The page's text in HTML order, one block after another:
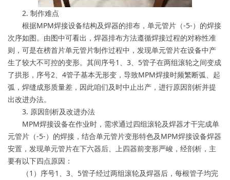
2. 制作难点
根据MPM焊接设备结构及焊器的排布，单元管片（-5-）的焊接
次序如图。由图中可看出，焊器排布方法遵循焊接过程的对称性准
则，可是在榜首片单元管片制作过程中，发现单元管片在设备中产
生了较大不可控的变形。其间序号1、3、5管子在两组滚轮之间变成
了拱形，序号2、4管子基本无形变，导致MPM焊接时频繁断弧、起
弧，焊缝成形质量差，因此咱们及时中止出产，进行原因剖析并提
出改进办法。
3. 原因剖析及改进办法
MPM焊接设备在作业时，需求通过四组滚轮及焊器才干完成单
元管片（-5-）的焊接，结合单元管片变形特色及MPM焊接设备焊器
安置，发现单元管片在下六器后、上四器前变形严峻，经剖析，主
要有以下四点原因：
（1）序号1、3、5管子经过两组滚轮及焊器后，每根管子均完